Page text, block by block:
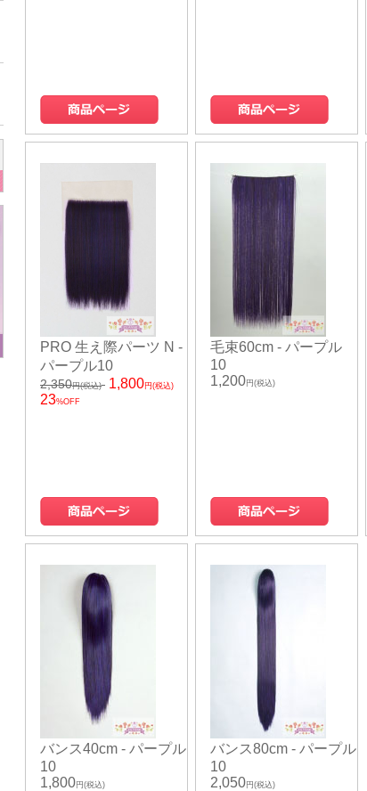
PRO 生え際パーツ N -
パープル10
2,350円(税込) 1,800円(税込)
23%OFF
毛束60cm - パープル
10
1,200円(税込)
バンス40cm - パープル
10
1,800円(税込)
バンス80cm - パープル
10
2,050円(税込)